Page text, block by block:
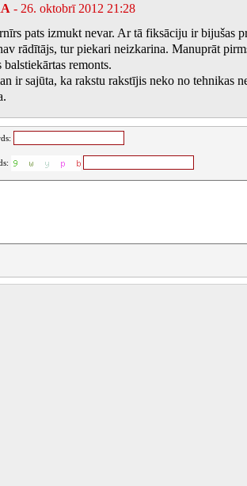
- 26. oktobrī 2012 21:28
pats izmukt nevar. Ar tā fiksāciju ir bijušas
rādītājs, tur piekari neizkarina. Manuprāt
balstiekārtas remonts.
ir sajūta, ka rakstu rakstījis neko no tehnikas